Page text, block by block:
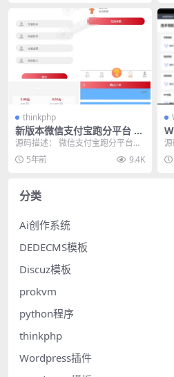
thinkphp
新版本微信支付宝跑分平台 抢
单系统源码 可封装打包
源码描述： 微信支付宝跑分平台，
按照客户需求刚做完，花了10K大
洋，分享给大家。...
5年前 9.4K
全
分类
Ai创作系统
DEDECMS模板
Discuz模板
prokvm
python程序
thinkphp
Wordpress插件